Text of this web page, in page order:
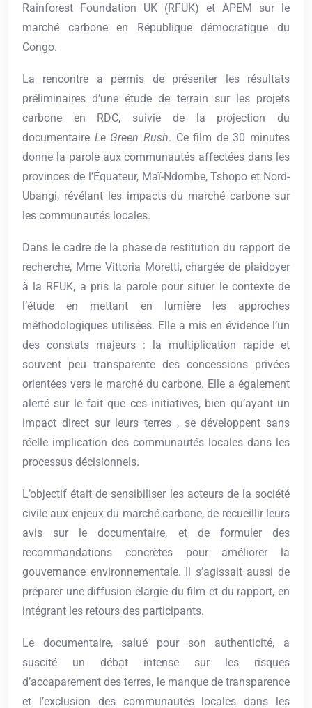
Rainforest Foundation UK (RFUK) et APEM sur le
marché carbone en République démocratique du
Congo.
La rencontre a permis de présenter les résultats
préliminaires d’une étude de terrain sur les projets
carbone en RDC, suivie de la projection du
documentaire Le Green Rush. Ce film de 30 minutes
donne la parole aux communautés affectées dans les
provinces de l’Équateur, Maï-Ndombe, Tshopo et Nord-
Ubangi, révélant les impacts du marché carbone sur
les communautés locales.
Dans le cadre de la phase de restitution du rapport de
recherche, Mme Vittoria Moretti, chargée de plaidoyer
à la RFUK, a pris la parole pour situer le contexte de
l’étude en mettant en lumière les approches
méthodologiques utilisées. Elle a mis en évidence l’un
des constats majeurs : la multiplication rapide et
souvent peu transparente des concessions privées
orientées vers le marché du carbone. Elle a également
alerté sur le fait que ces initiatives, bien qu’ayant un
impact direct sur leurs terres , se développent sans
réelle implication des communautés locales dans les
processus décisionnels.
L’objectif était de sensibiliser les acteurs de la société
civile aux enjeux du marché carbone, de recueillir leurs
avis sur le documentaire, et de formuler des
recommandations concrètes pour améliorer la
gouvernance environnementale. Il s’agissait aussi de
préparer une diffusion élargie du film et du rapport, en
intégrant les retours des participants.
Le documentaire, salué pour son authenticité, a
suscité un débat intense sur les risques
d’accaparement des terres, le manque de transparence
et l’exclusion des communautés locales dans les